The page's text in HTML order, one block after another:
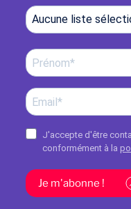
Aucune liste
J'accepte d'être
conformément à la
Je m'abonne !